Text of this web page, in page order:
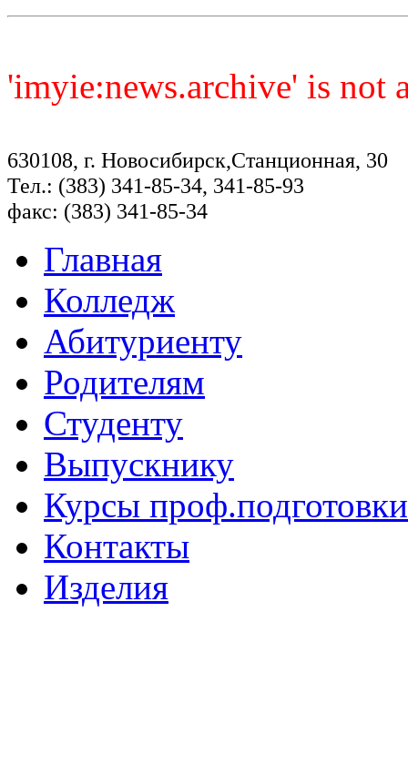
'imyie:news.archive' is not
630108, г. Новосибирск,Станционная, 30
Тел.: (383) 341-85-34, 341-85-93
факс: (383) 341-85-34
Главная
Колледж
Абитуриенту
Родителям
Студенту
Выпускнику
Курсы проф.подготовки
Контакты
Изделия